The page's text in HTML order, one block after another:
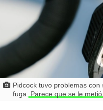
Pidcock tuvo problemas
fuga.
Parece que se le